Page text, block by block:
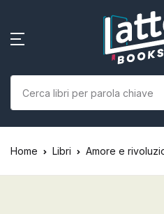
SHOP BY CATEGORY
Libri
Nome
Parola
Home Libri Amore e